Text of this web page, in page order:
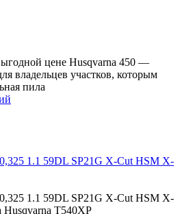
цене Husqvarna 450 —
владельцев участков, которым
пила
1.1 59DL SP21G X-Cut HSM X-
1.1 59DL SP21G X-Cut HSM X-
Husqvarna T540XP